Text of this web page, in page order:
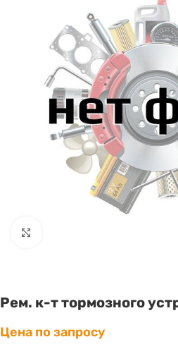
Рем. к-т тормозного
Цена по запросу